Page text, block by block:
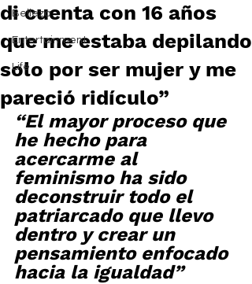
Belleza
Entertainment
Life
di cuenta con 16 años
que me estaba depilando
solo por ser mujer y me
pareció ridículo”
“El mayor proceso que
he hecho para
acercarme al
feminismo ha sido
deconstruir todo el
patriarcado que llevo
dentro y crear un
pensamiento enfocado
hacia la igualdad”